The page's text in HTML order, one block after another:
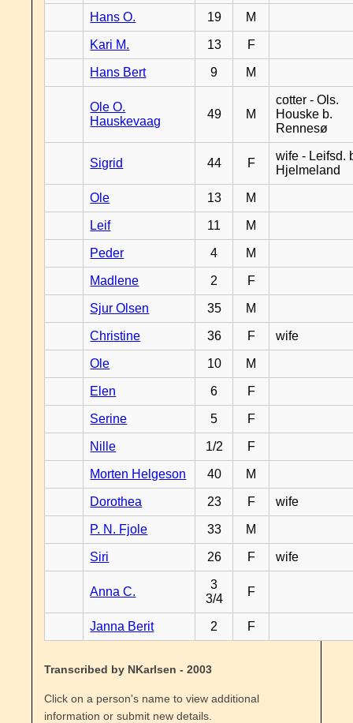
Hans O. 19 M
Kari M. 13 F
Hans Bert 9 M
Ole O.
Hauskevaag
49 M
cotter - Ols.
Houske b.
Rennesø
Sigrid 44 F
wife - Leifsd.
Hjelmeland
Ole 13 M
Leif 11 M
Peder 4 M
Madlene 2 F
Sjur Olsen 35 M
Christine 36 F wife
Ole 10 M
Elen 6 F
Serine 5 F
Nille 1/2 F
Morten Helgeson 40 M
Dorothea 23 F wife
P. N. Fjole 33 M
Siri 26 F wife
Anna C.
3
3/4
F
Janna Berit 2 F
Transcribed by NKarlsen - 2003
Click on a person's name to view additional
information or submit new details.